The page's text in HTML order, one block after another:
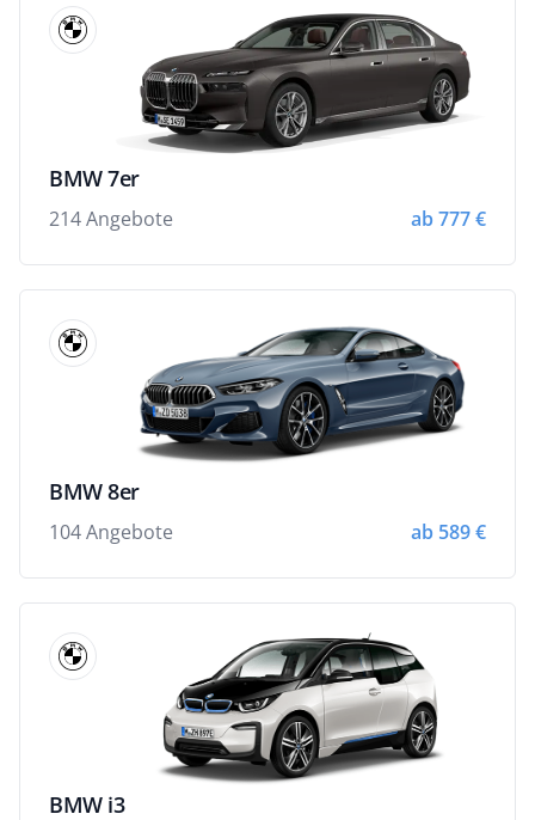
BMW 7er
214 Angebote ab 777 €
BMW 8er
104 Angebote ab 589 €
BMW i3